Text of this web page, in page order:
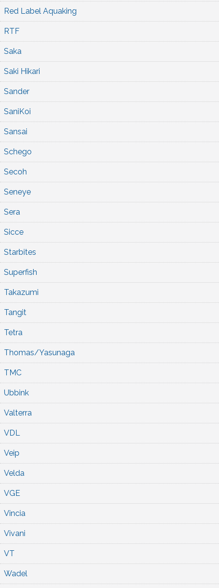
Red Label Aquaking
RTF
Saka
Saki Hikari
Sander
SaniKoi
Sansai
Schego
Secoh
Seneye
Sera
Sicce
Starbites
Superfish
Takazumi
Tangit
Tetra
Thomas/Yasunaga
TMC
Ubbink
Valterra
VDL
Veip
Velda
VGE
Vincia
Vivani
VT
Wadel